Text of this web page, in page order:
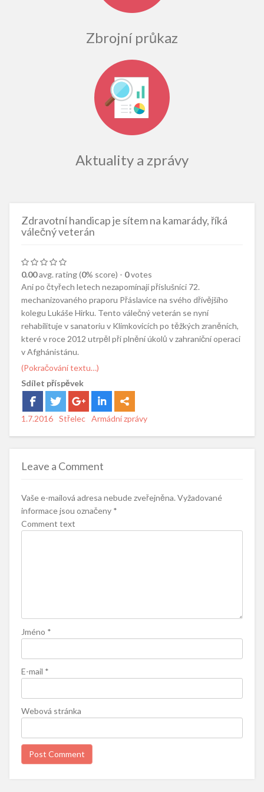
Zbrojní průkaz
Aktuality a zprávy
Zdravotní handicap je sítem na kamarády, říká
válečný veterán
0.00avg. rating (0% score) - 0votes
Ani po čtyřech letech nezapomínají příslušníci 72.
mechanizovaného praporu Přáslavice na svého dřívějšího
kolegu Lukáše Hirku. Tento válečný veterán se nyní
rehabilituje v sanatoriu v Klimkovicích po těžkých zraněních,
které v roce 2012 utrpěl při plnění úkolů v zahraniční operaci
v Afghánistánu.
(Pokračování textu…)
Sdílet příspěvek
Posted
1.7.2016 Author
Střelec Categories
Armádní zprávy
Leave a Comment
Vaše e-mailová adresa nebude zveřejněna. Vyžadované
informace jsou označeny *
Comment text
Jméno *
E-mail *
Webová stránka